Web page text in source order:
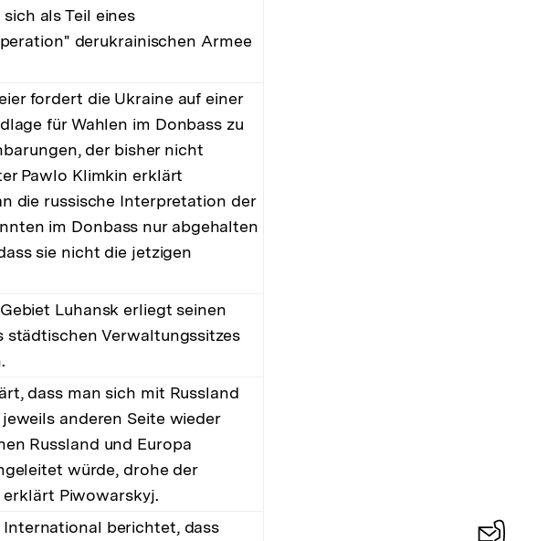
als Teil eines
derukrainischen Armee
fordert die Ukraine auf einer
für Wahlen im Donbass zu
der bisher nicht
Pawlo Klimkin erklärt
die russische Interpretation der
im Donbass nur abgehalten
sie nicht die jetzigen
Luhansk erliegt seinen
städtischen Verwaltungssitzes
dass man sich mit Russland
anderen Seite wieder
Russland und Europa
würde, drohe der
Piwowarskyj.
berichtet, dass